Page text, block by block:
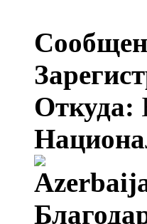
Откуда: